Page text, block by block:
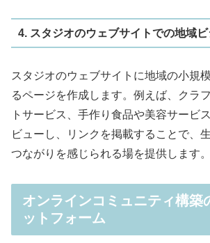
4. スタジオのウェブサイトでの地域
スタジオのウェブサイトに地域の小規
るページを作成します。例えば、クラ
トサービス、手作り食品や美容サービ
ビューし、リンクを掲載することで、
つながりを感じられる場を提供します。
オンラインコミュニティ構築
ットフォーム